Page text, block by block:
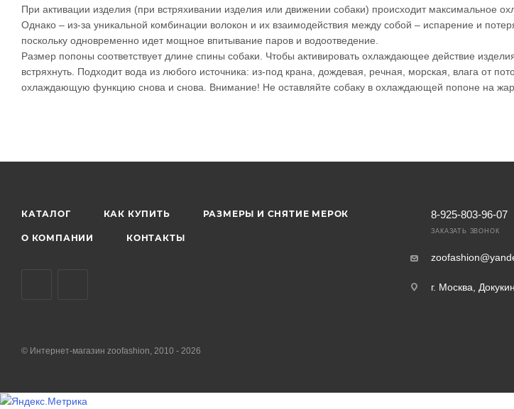
При активации изделия (при встряхивании изделия или движении собаки) происходит максимальное
Однако – из-за уникальной комбинации волокон и их взаимодействия между собой – испарение и
поскольку одновременно идет мощное впитывание паров и водоотведение.
Размер попоны соответствует длине спины собаки. Чтобы активировать охлаждающее действие
встряхнуть. Подходит вода из любого источника: из-под крана, дождевая, речная, морская, влага от
охлаждающую функцию снова и снова. Внимание! Не оставляйте собаку в охлаждающей попоне на
КАТАЛОГ КАК КУПИТЬ РАЗМЕРЫ И СНЯТИЕ МЕРОК
О КОМПАНИИ КОНТАКТЫ
8-925-803-96-07
ЗАКАЗАТЬ ЗВОНОК
г. Москва,
© Интернет-магазин zoofashion, 2010 - 2026